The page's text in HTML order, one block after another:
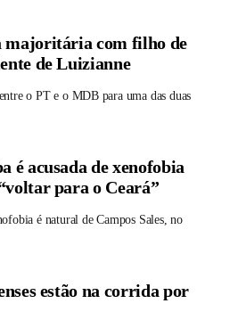
majoritária com filho de
de Luizianne
o PT e o MDB para uma das duas
é acusada de xenofobia
para o Ceará”
é natural de Campos Sales, no
estão na corrida por